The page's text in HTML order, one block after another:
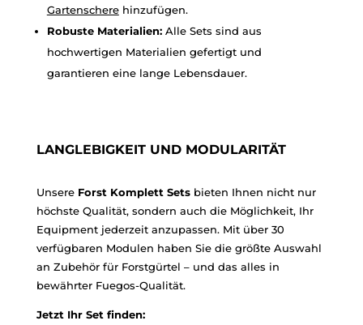
Gartenscherehinzufügen.
Robuste Materialien:Alle Sets sind aus
hochwertigen Materialien gefertigt und
garantieren eine lange Lebensdauer.
LANGLEBIGKEIT UND MODULARITÄT
Unsere Forst Komplett Setsbieten Ihnen nicht nur
höchste Qualität, sondern auch die Möglichkeit, Ihr
Equipment jederzeit anzupassen. Mit über 30
verfügbaren Modulen haben Sie die größte Auswahl
an Zubehör für Forstgürtel – und das alles in
bewährter Fuegos-Qualität.
Jetzt Ihr Set finden: